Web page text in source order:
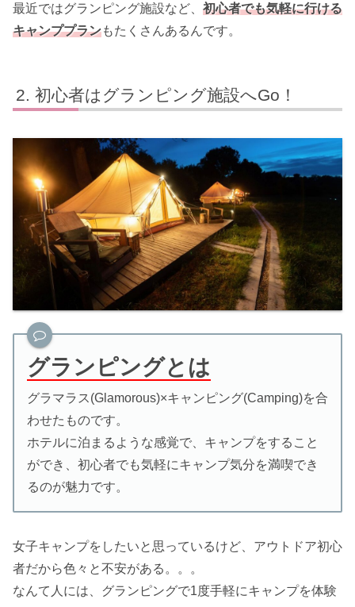
最近ではグランピング施設など、 初心者でも気軽に行ける
キャンププランもたくさんあるんです。
初心者はグランピング施設へGo！
グランピングとは
グラマラス(Glamorous)×キャンピング(Camping)を合
わせたものです。
ホテルに泊まるような感覚で、キャンプをすること
ができ、初心者でも気軽にキャンプ気分を満喫でき
るのが魅力です。
女子キャンプをしたいと思っているけど、アウトドア初心
者だから色々と不安がある。。。
なんて人には、グランピングで1度手軽にキャンプを体験